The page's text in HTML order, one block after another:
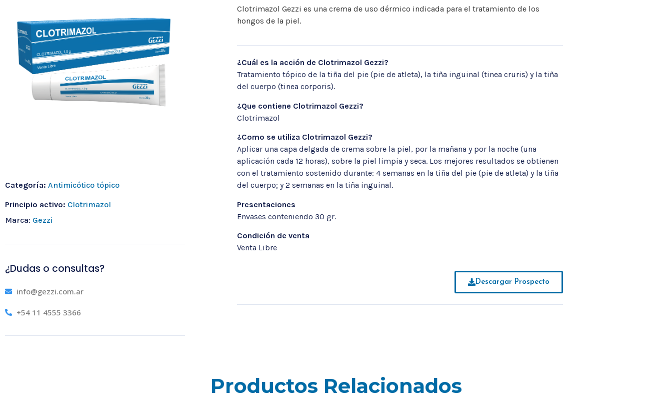
Categoría: Antimicótico tópico
Principio activo: Clotrimazol
Marca: Gezzi
¿Dudas o consultas?
info@gezzi.com.ar
+54 11 4555 3366
Clotrimazol Gezzi es una crema de uso dérmico indicada para el tratamiento de los
hongos de la piel.
¿Cuál es la acción de Clotrimazol Gezzi?
Tratamiento tópico de la tiña del pie (pie de atleta), la tiña inguinal (tinea cruris) y la tiña
del cuerpo (tinea corporis).
¿Que contiene Clotrimazol Gezzi?
Clotrimazol
¿Como se utiliza Clotrimazol Gezzi?
Aplicar una capa delgada de crema sobre la piel, por la mañana y por la noche (una
aplicación cada 12 horas), sobre la piel limpia y seca. Los mejores resultados se obtienen
con el tratamiento sostenido durante: 4 semanas en la tiña del pie (pie de atleta) y la tiña
del cuerpo; y 2 semanas en la tiña inguinal.
Presentaciones
Envases conteniendo 30 gr.
Condición de venta
Venta Libre
Descargar Prospecto
Productos Relacionados